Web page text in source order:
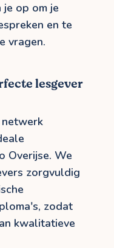
op om je
en te
vragen.
lesgever
Overijse. We
zorgvuldig
zodat
kwalitatieve